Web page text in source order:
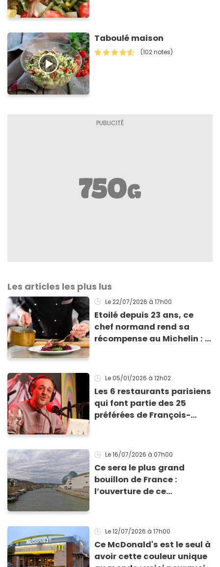
Taboulé maison
(102 notes)
Les articles les plus lus
Le 22/07/2026 à 17h00
Etoilé depuis 23 ans, ce
chef normand rend sa
récompense au Michelin : il
Le 05/01/2026 à 12h02
Les 6 restaurants parisiens
qui font partie des 25
préférées de François-
Le 16/07/2026 à 07h00
Ce sera le plus grand
bouillon de France :
l’ouverture de ce
de-Seine
Le 12/07/2026 à 17h00
Ce McDonald's est le seul à
avoir cette couleur unique